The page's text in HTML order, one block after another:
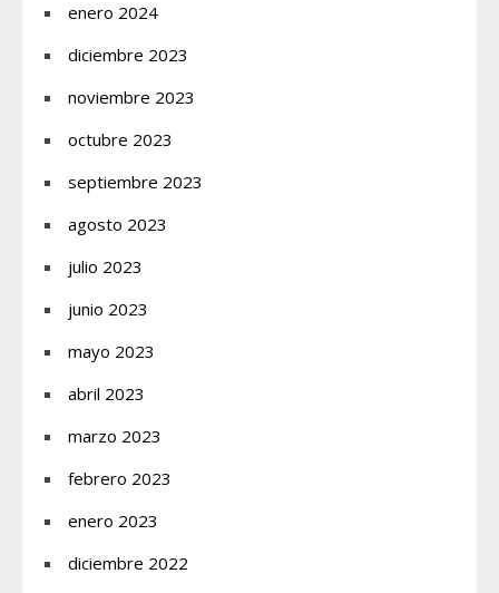
enero 2024
diciembre 2023
noviembre 2023
octubre 2023
septiembre 2023
agosto 2023
julio 2023
junio 2023
mayo 2023
abril 2023
marzo 2023
febrero 2023
enero 2023
diciembre 2022